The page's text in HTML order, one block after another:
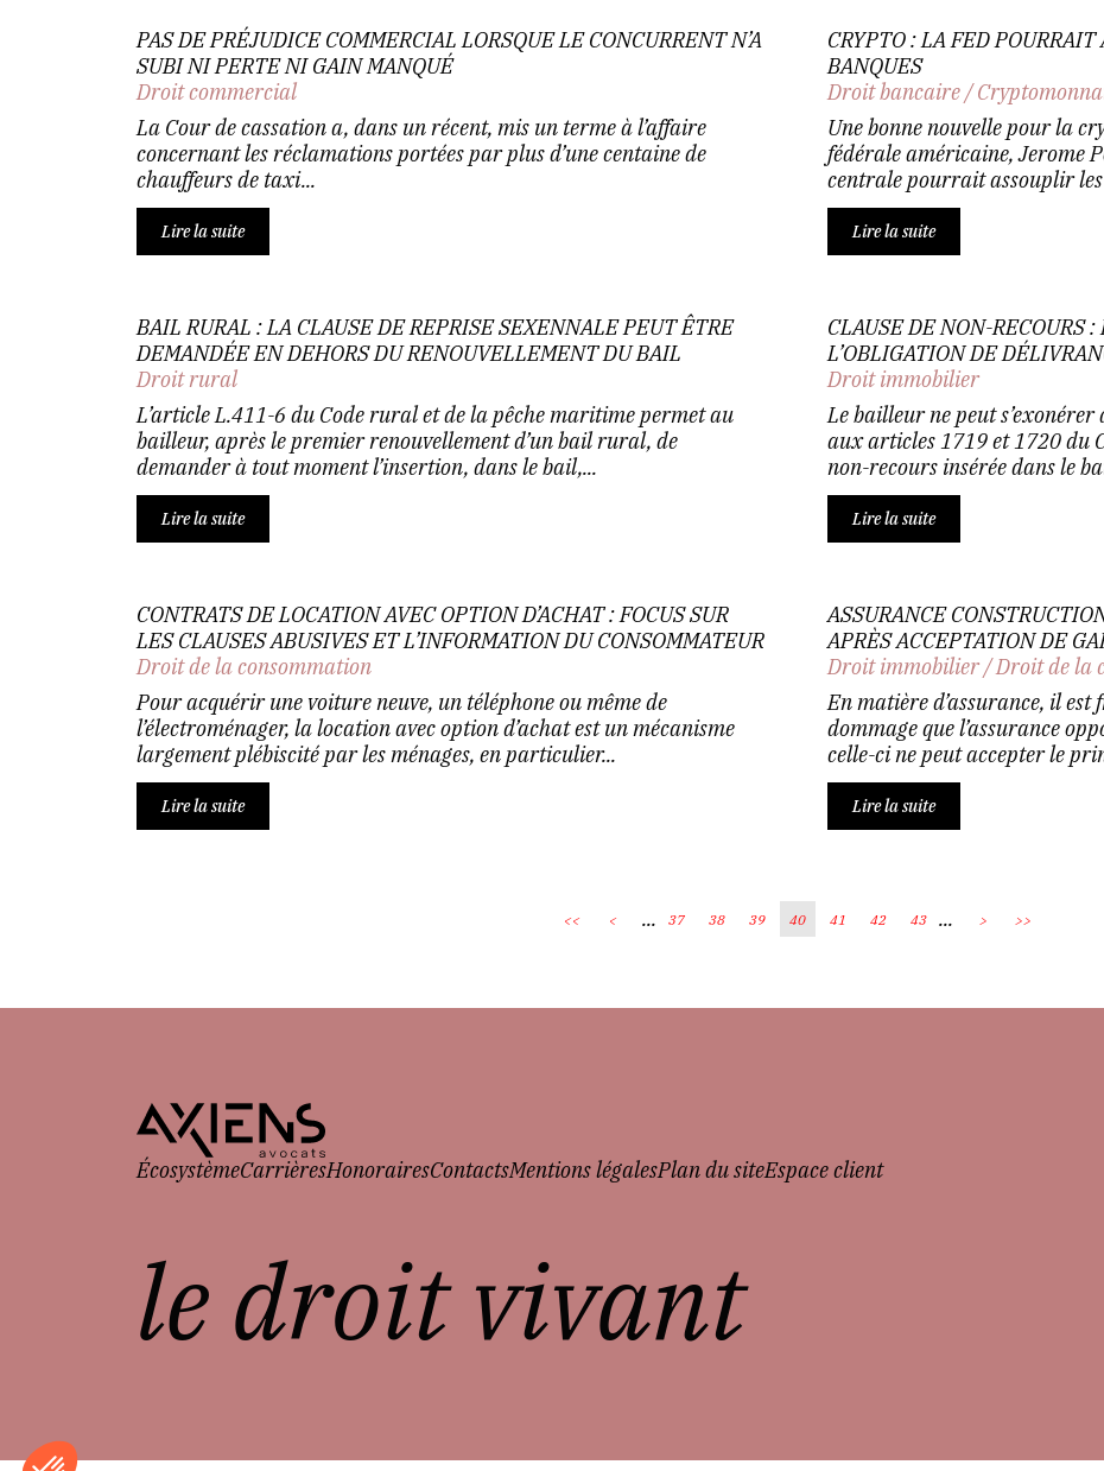
PAS DE PRÉJUDICE COMMERCIAL LORSQUE LE CONCURRENT N’A
SUBI NI PERTE NI GAIN MANQUÉ
Droit commercial
La Cour de cassation a, dans un récent, mis un terme à l’affaire
concernant les réclamations portées par plus d’une centaine de
chauffeurs de taxi...
Lire la suite
CRYPTO : LA FED
BANQUES
Droit bancaire/
Une bonne nouvelle pour la
fédérale américaine, Jerome
centrale pourrait assouplir les
Lire la suite
BAIL RURAL : LA CLAUSE DE REPRISE SEXENNALE PEUT ÊTRE
DEMANDÉE EN DEHORS DU RENOUVELLEMENT DU BAIL
Droit rural
L’article L.411-6 du Code rural et de la pêche maritime permet au
bailleur, après le premier renouvellement d’un bail rural, de
demander à tout moment l’insertion, dans le bail,...
Lire la suite
CLAUSE DE NON-RECOURS
L’OBLIGATION DE
Droit immobilier
Le bailleur ne peut
aux articles 1719 et 1720 du
non-recours insérée dans le
Lire la suite
CONTRATS DE LOCATION AVEC OPTION D’ACHAT : FOCUS SUR
LES CLAUSES ABUSIVES ET L’INFORMATION DU CONSOMMATEUR
Droit de la consommation
Pour acquérir une voiture neuve, un téléphone ou même de
l’électroménager, la location avec option d’achat est un mécanisme
largement plébiscité par les ménages, en particulier...
Lire la suite
ASSURANCE
APRÈS ACCEPTATION DE
Droit immobilier/Droit de la
En matière d’assurance, il est
dommage que l’assurance
celle-ci ne peut accepter le
Lire la suite
<< < ... 37 38 39 40 41 42 43 ... > >>
ÉcosystèmeCarrièresHonorairesContactsMentions légalesPlan du siteEspace client
le droit vivant